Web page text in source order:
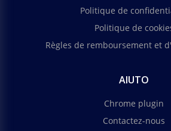
Politique de
Politique de
Règles de remboursement et
AIUTO
Chrome plugin
Contactez-nous